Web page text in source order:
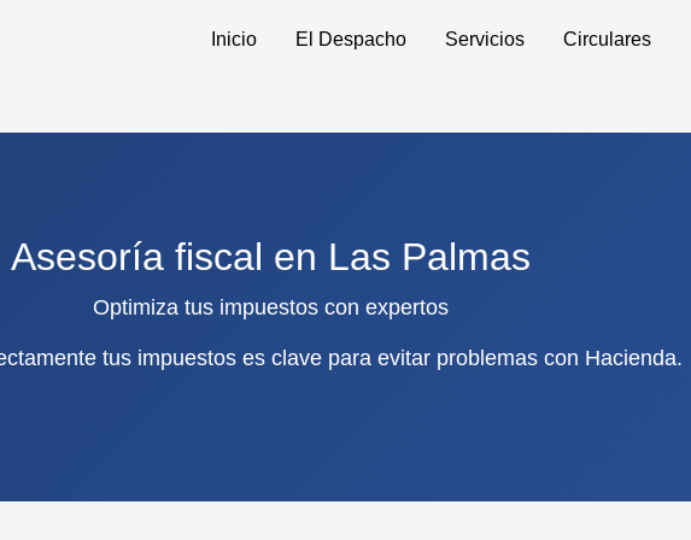
Inicio El Despacho Servicios Circulares
Asesoría fiscal en Las Palmas
Optimiza tus impuestos con expertos
tus impuestos es clave para evitar problemas con Hacienda.